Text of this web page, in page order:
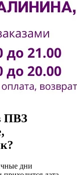
ПВЗ
дни